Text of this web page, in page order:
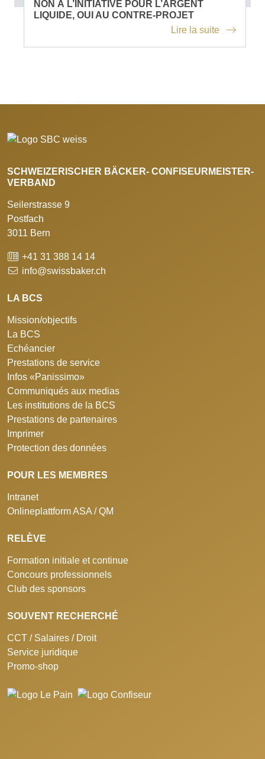
NON À L’INITIATIVE POUR L’ARGENT
LIQUIDE, OUI AU CONTRE-PROJET
Lire la suite
SCHWEIZERISCHER BÄCKER- CONFISEURMEISTER-
VERBAND
Seilerstrasse 9
Postfach
3011 Bern
+41 31 388 14 14
info@swissbaker.ch
LA BCS
Mission/objectifs
La BCS
Echéancier
Prestations de service
Infos «Panissimo»
Communiqués aux medias
Les institutions de la BCS
Prestations de partenaires
Imprimer
Protection des données
POUR LES MEMBRES
Intranet
Onlineplattform ASA / QM
RELÈVE
Formation initiale et continue
Concours professionnels
Club des sponsors
SOUVENT RECHERCHÉ
CCT / Salaires / Droit
Service juridique
Promo-shop